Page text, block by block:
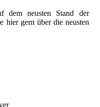
dem neusten Stand der
hier gern über die neusten